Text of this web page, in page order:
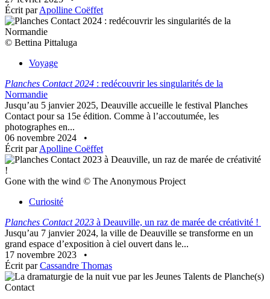
Écrit parApolline Coëffet
© Bettina Pittaluga
Voyage
Planches Contact 2024 : redécouvrir les singularités de la
Normandie
Jusqu’au 5 janvier 2025, Deauville accueille le festival Planches
Contact pour sa 15e édition. Comme à l’accoutumée, les
photographes en...
06 novembre 2024
•
Écrit parApolline Coëffet
Gone with the wind © The Anonymous Project
Curiosité
Planches Contact 2023 à Deauville, un raz de marée de créativité !
Jusqu’au 7 janvier 2024, la ville de Deauville se transforme en un
grand espace d’exposition à ciel ouvert dans le...
17 novembre 2023
•
Écrit parCassandre Thomas